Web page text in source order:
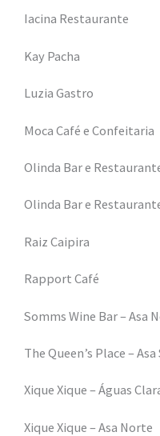
Iacina Restaurante
Kay Pacha
Luzia Gastro
Moca Café e Confeitaria
Olinda Bar e
Olinda Bar e
Raiz Caipira
Rapport Café
Somms Wine Bar – Asa
The Queen’s Place – Asa
Xique Xique – Águas
Xique Xique – Asa Norte